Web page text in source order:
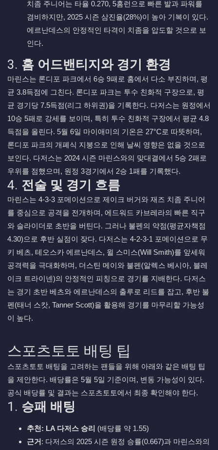
치좀 주니어는 타율 0.270, 5홈런으로 빠른 발과 파워를
겸비하지만, 2025 시즌 삼진율(28%)이 높아 기복이 있다.
에르난데스의 안정적인 타격이 치좀을 압도할 것으로 보
인다.
3. 홈 어드밴티지와 경기 환경
마린스는 론디포 파크에서 6승 9패로 홈에서 다소 부진하며, 평
균 3.8득점에 그친다. 론디포 파크는 투수 친화적 구장으로, 평
균 경기당 7.5득점(리그 하위권)을 기록한다. 다저스는 원정에서
10승 5패로 강세를 보이며, 특히 투수 친화적 구장에서 평균 4.8
득점을 올린다. 5월 6일 마이애미의 기온은 27°C로 따뜻하며,
론디포 파크의 개폐식 지붕으로 인해 날씨 영향은 없을 것으로
보인다. 다저스는 2024 시즌 마린스와의 맞대결에서 5승 2패로
우위를 점했으며, 원정 3경기에서 2승 1패를 기록했다.
4. 전술 및 경기 흐름
마린스는 4-3-3 포메이션으로 제이크 버거와 재즈 치좀 주니어
를 중심으로 공격을 전개하며, 에드워드 카브레라의 빠른 직구
와 슬라이더로 초반을 버틴다. 그러나 불펜의 약점(평균자책점
4.30)으로 후반 실점이 잦다. 다저스는 4-2-3-1 포메이션으로 무
키 베츠, 테오스카 에르난데스, 윌 스미스(Will Smith)를 앞세워
공격력을 극대화하며, 더스틴 메이와 불펜(알렉스 베시아, 블레
이크 트라이넨)의 안정적인 피칭으로 경기를 지배한다. 다저스
는 경기 초반 베츠와 에르난데스의 출루로 리드를 잡고, 후반 불
펜(태너 스캇, Tanner Scott)을 활용해 경기를 마무리할 가능성
이 높다.
스포츠토토 배팅 팁
스포츠토토 배팅을 고려하는 팬들을 위해 아래와 같은 배팅 팁
을 제안한다. 배당률은 5월 5일 기준이며, 변동 가능성이 있다.
공식 배당률 및 결과는 스포츠토토에서 최종 확인해야 한다.
1. 승패 배팅
추천: LA 다저스 승리 (배당률 약 1.55)
근거: 다저스의 2025 시즌 원정 승률(0.667)과 마린스와의